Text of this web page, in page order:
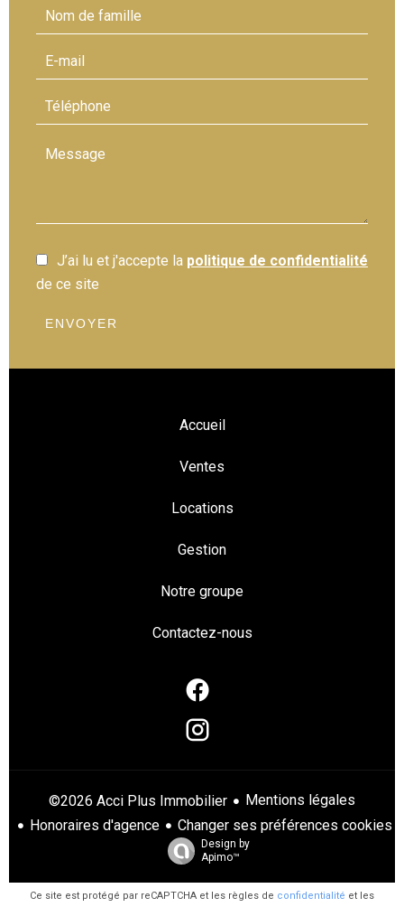
J’ai lu et j'accepte la politique de confidentialité
de ce site
ENVOYER
Accueil
Ventes
Locations
Gestion
Notre groupe
Contactez-nous
©2026 Acci Plus Immobilier
Mentions légales
Honoraires d'agence
Changer ses préférences cookies
Design by
Apimo™
Ce site est protégé par reCAPTCHA et les règles de confidentialité et les